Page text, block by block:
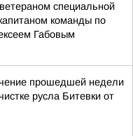
специальной
команды по
Габовым
прошедшей недели
русла Битевки от